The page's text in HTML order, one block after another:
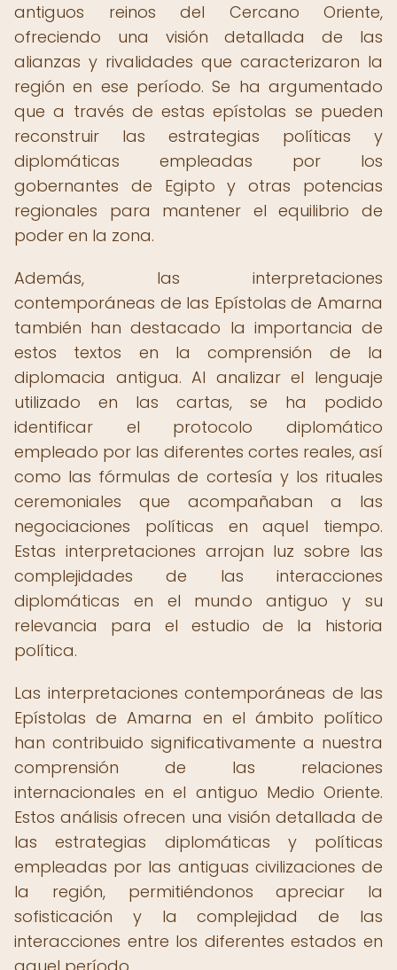
antiguos reinos del Cercano Oriente,
ofreciendo una visión detallada de las
alianzas y rivalidades que caracterizaron la
región en ese período. Se ha argumentado
que a través de estas epístolas se pueden
reconstruir las estrategias políticas y
diplomáticas empleadas por los
gobernantes de Egipto y otras potencias
regionales para mantener el equilibrio de
poder en la zona.
Además, las interpretaciones
contemporáneas de las Epístolas de Amarna
también han destacado la importancia de
estos textos en la comprensión de la
diplomacia antigua. Al analizar el lenguaje
utilizado en las cartas, se ha podido
identificar el protocolo diplomático
empleado por las diferentes cortes reales, así
como las fórmulas de cortesía y los rituales
ceremoniales que acompañaban a las
negociaciones políticas en aquel tiempo.
Estas interpretaciones arrojan luz sobre las
complejidades de las interacciones
diplomáticas en el mundo antiguo y su
relevancia para el estudio de la historia
política.
Las interpretaciones contemporáneas de las
Epístolas de Amarna en el ámbito político
han contribuido significativamente a nuestra
comprensión de las relaciones
internacionales en el antiguo Medio Oriente.
Estos análisis ofrecen una visión detallada de
las estrategias diplomáticas y políticas
empleadas por las antiguas civilizaciones de
la región, permitiéndonos apreciar la
sofisticación y la complejidad de las
interacciones entre los diferentes estados en